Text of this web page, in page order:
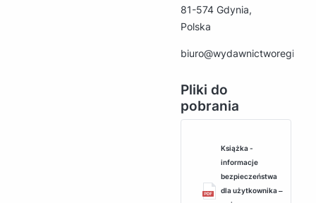
81-574 Gdynia,
Polska
biuro@wydawnictworegion.pl
Pliki do
pobrania
Książka -
informacje
bezpieczeństwa
dla użytkownika ‒